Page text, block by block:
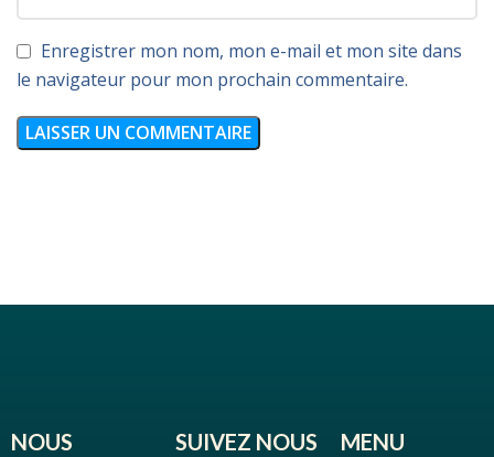
Enregistrer mon nom, mon e-mail et mon site dans
le navigateur pour mon prochain commentaire.
NOUS
SUIVEZ NOUS MENU